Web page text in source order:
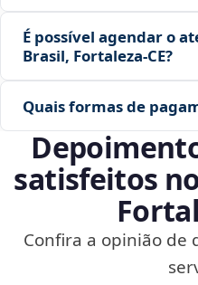
É possível agendar o
Brasil, Fortaleza‑CE?
Quais formas de
satisfeitos
Confira a opinião de